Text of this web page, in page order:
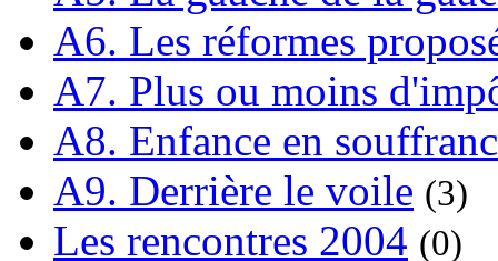
A6. Les réformes
A7. Plus ou moins
A8. Enfance en
A9. Derrière le voile (3)
Les rencontres 2004 (0)